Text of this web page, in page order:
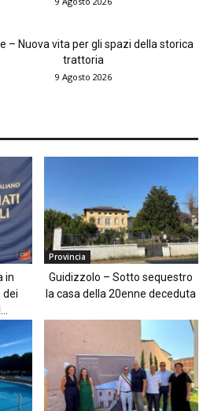
– Nuova vita per gli spazi della storica
trattoria
9 Agosto 2026
in
dei
Provincia
Guidizzolo – Sotto sequestro
la casa della 20enne deceduta